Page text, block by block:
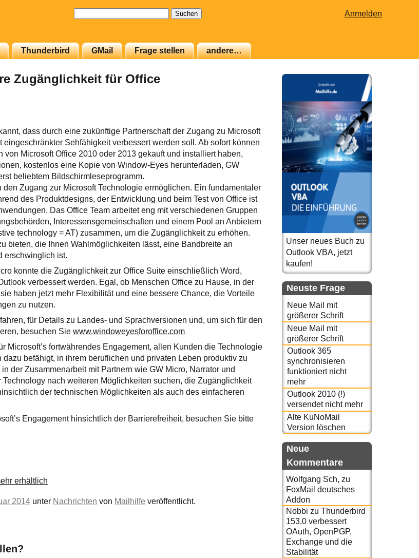
Anmelden
Thunderbird GMail Frage stellen andere…
Zugänglichkeit für Office
dass durch eine zukünftige Partnerschaft der Zugang zu Microsoft
Sehfähigkeit verbessert werden soll. Ab sofort können
von Microsoft Office 2010 oder 2013 gekauft und installiert haben,
kostenlos eine Kopie von Window-Eyes herunterladen, GW
beliebtem Bildschirmleseprogramm.
den Zugang zur Microsoft Technologie ermöglichen. Ein fundamentaler
des Produktdesigns, der Entwicklung und beim Test von Office ist
Das Office Team arbeitet eng mit verschiedenen Gruppen
Interessensgemeinschaften und einem Pool an Anbietern
technology = AT) zusammen, um die Zugänglichkeit zu erhöhen.
bieten, die Ihnen Wahlmöglichkeiten lässt, eine Bandbreite an
erschwinglich ist.
konnte die Zugänglichkeit zur Office Suite einschließlich Word,
verbessert werden. Egal, ob Menschen Office zu Hause, in der
haben jetzt mehr Flexibilität und eine bessere Chance, die Vorteile
zu nutzen.
für Details zu Landes- und Sprachversionen und, um sich für den
besuchen Siewww.windoweyesforoffice.com
Microsoft’s fortwährendes Engagement, allen Kunden die Technologie
befähigt, in ihrem beruflichen und privaten Leben produktiv zu
der Zusammenarbeit mit Partnern wie GW Micro, Narrator und
nach weiteren Möglichkeiten suchen, die Zugänglichkeit
der technischen Möglichkeiten als auch des einfacheren
Engagement hinsichtlich der Barrierefreiheit, besuchen Sie bitte
erhältlich
2014 unter Nachrichten von Mailhilfe veröffentlicht.
Unser neues Buch zu
Outlook VBA, jetzt
kaufen!
Neuste Frage
Neue Mail mit
größerer Schrift
Neue Mail mit
größerer Schrift
Outlook 365
synchronisieren
funktioniert nicht
mehr
Outlook 2010 (!)
versendet nicht mehr
Alte KuNoMail
Version löschen
Neue
Kommentare
Wolfgang Sch, zu
FoxMail deutsches
Addon
Nobbi zu Thunderbird
153.0 verbessert
OAuth, OpenPGP,
Exchange und die
Stabilität